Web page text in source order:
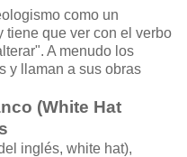
como un
que ver con el verbo
A menudo los
y llaman a sus obras
(White Hat
inglés, white hat),